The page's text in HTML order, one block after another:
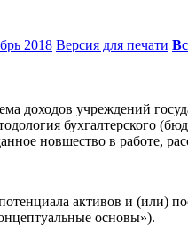
2018 Версия для печати
доходов учреждений
бухгалтерского
новшество в работе,
активов и (или)
основы»).